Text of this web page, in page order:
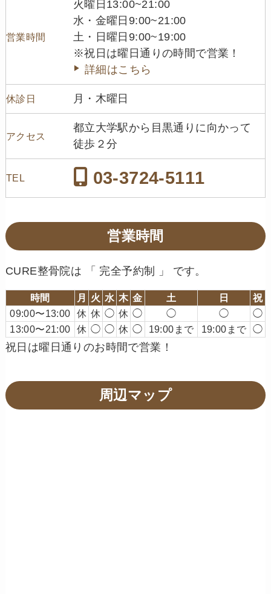
営業時間
火曜日13:00~21:00
水・金曜日9:00~21:00
土・日曜日9:00~19:00
※祝日は曜日通りの時間で営業！
詳細はこちら
休診日 月・木曜日
アクセス
都立大学駅から目黒通りに向かって
徒歩２分
TEL 03-3724-5111
営業時間
CURE整骨院は 「 完全予約制 」 です。
時間 月 火 水 木 金 土 日
祝
09:00〜13:00
休 休 ◯ 休 ◯ ◯ ◯
◯
13:00〜21:00
休 ◯ ◯ 休 ◯ 19:00まで 19:00まで ◯
祝日は曜日通りのお時間で営業！
周辺マップ